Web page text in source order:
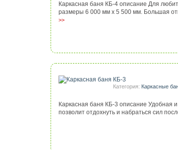
Каркасная баня КБ-4 описание Для
размеры 6 000 мм х 5 500 мм. Большая
>>
Категория: Каркасные
Каркасная баня КБ-3 описание Удобная
позволит отдохнуть и набраться сил